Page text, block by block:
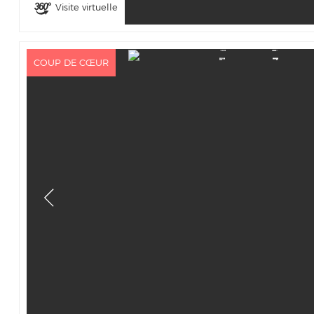
Visite virtuelle
COUP DE CŒUR